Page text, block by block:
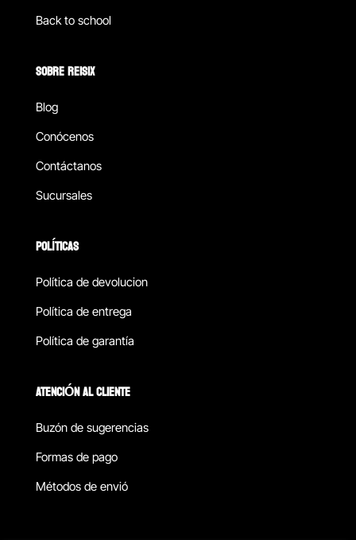
Back to school
SOBRE REISIX
Blog
Conócenos
Contáctanos
Sucursales
POLÍTICAS
Política de devolucion
Política de entrega
Política de garantía
ATENCIÓN AL CLIENTE
Buzón de sugerencias
Formas de pago
Métodos de envió